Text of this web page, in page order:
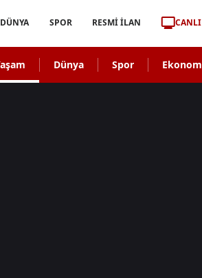
DÜNYA SPOR RESMİ İLAN CANLI
Dünya Spor